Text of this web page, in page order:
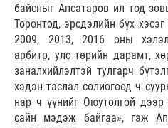
байсныг Апсатаров ил тод
Торонтод, эрсдэлийн бүх
2009, 2013, 2016 оны
арбитр, улс төрийн дарамт,
заналхийлэлтэй тулгарч
хэдэн таслал солиогоод ч
нар ч үүнийг Оюутолгой
сайн мэдэж байгаа», гэж